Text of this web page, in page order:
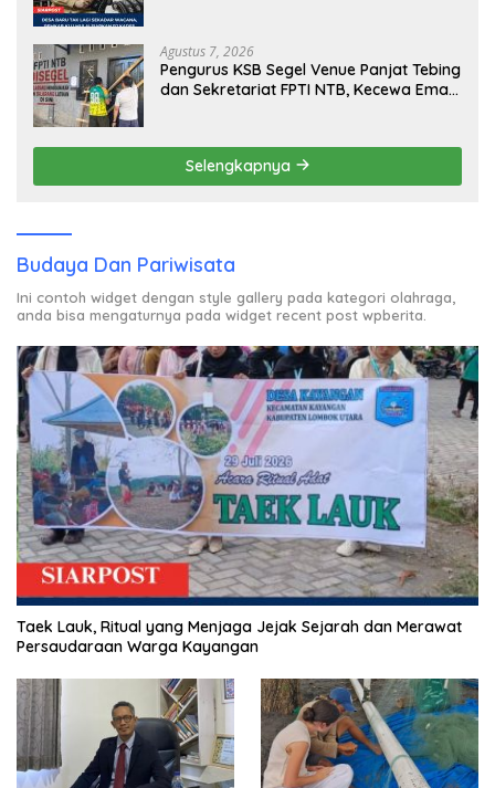
Agustus 7, 2026
Pengurus KSB Segel Venue Panjat Tebing
dan Sekretariat FPTI NTB, Kecewa Emas
Selengkapnya
Budaya Dan Pariwisata
Ini contoh widget dengan style gallery pada kategori olahraga,
anda bisa mengaturnya pada widget recent post wpberita.
Taek Lauk, Ritual yang Menjaga Jejak Sejarah dan Merawat
Persaudaraan Warga Kayangan